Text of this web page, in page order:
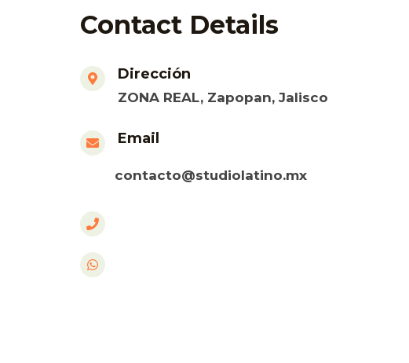
Contact Details
Dirección
ZONA REAL, Zapopan, Jalisco
Email
contacto@studiolatino.mx